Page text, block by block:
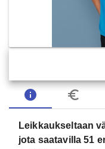
info euro_symbol
Leikkaukseltaan
jota saatavilla 51